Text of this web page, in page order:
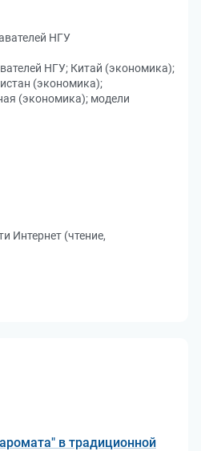
НГУ
НГУ; Китай (экономика);
(экономика);
(экономика); модели
Интернет (чтение,
в традиционной